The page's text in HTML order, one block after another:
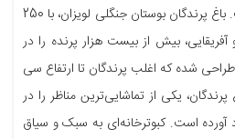
اقامت در این پارک فراهم است. باغ پرندگان بوستان جنگلی لویزان، با 250
بیش از بیست هزار پرنده را در
شده که اغلب پرندگان تا ارتفاع سی
پرندگان، یکی از تماشایی‌ترین مناظر را در
آورده است. کبوترخانه‌ای به سبک و سیاق